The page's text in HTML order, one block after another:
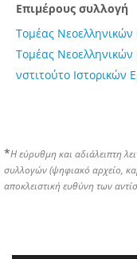
Επιμέρους συλλογή
Τομέας
Τομέας
νστιτούτο Ιστορικών
*Η εύρυθμη και αδιάλειπτη
συλλογών (ψηφιακό αρχείο,
αποκλειστική ευθύνη των